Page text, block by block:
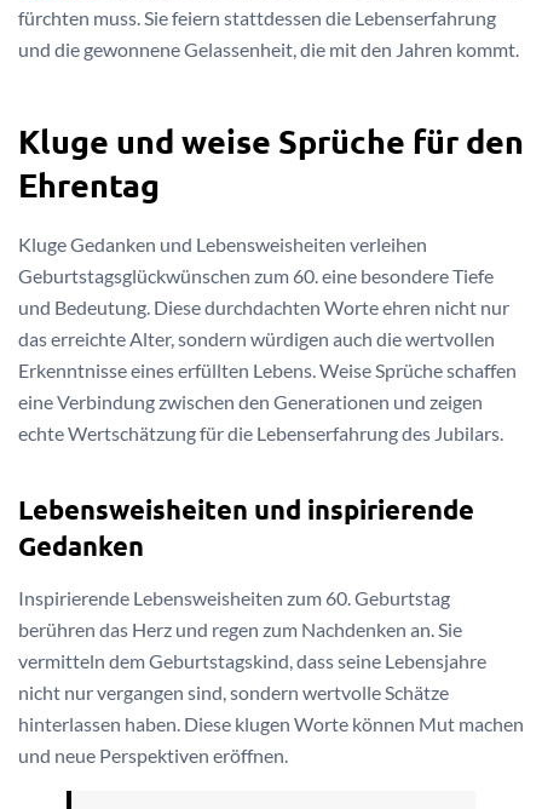
fürchten muss. Sie feiern stattdessen die Lebenserfahrung
und die gewonnene Gelassenheit, die mit den Jahren kommt.
Kluge und weise Sprüche für den
Ehrentag
Kluge Gedanken und Lebensweisheiten verleihen
Geburtstagsglückwünschen zum 60. eine besondere Tiefe
und Bedeutung. Diese durchdachten Worte ehren nicht nur
das erreichte Alter, sondern würdigen auch die wertvollen
Erkenntnisse eines erfüllten Lebens. Weise Sprüche schaffen
eine Verbindung zwischen den Generationen und zeigen
echte Wertschätzung für die Lebenserfahrung des Jubilars.
Lebensweisheiten und inspirierende
Gedanken
Inspirierende Lebensweisheiten zum 60. Geburtstag
berühren das Herz und regen zum Nachdenken an. Sie
vermitteln dem Geburtstagskind, dass seine Lebensjahre
nicht nur vergangen sind, sondern wertvolle Schätze
hinterlassen haben. Diese klugen Worte können Mut machen
und neue Perspektiven eröffnen.